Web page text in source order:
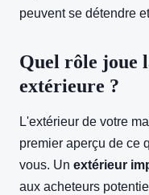
peuvent se détendre
Quel rôle joue
extérieure ?
L'extérieur de votre
premier aperçu de ce
vous. Un extérieur
aux acheteurs